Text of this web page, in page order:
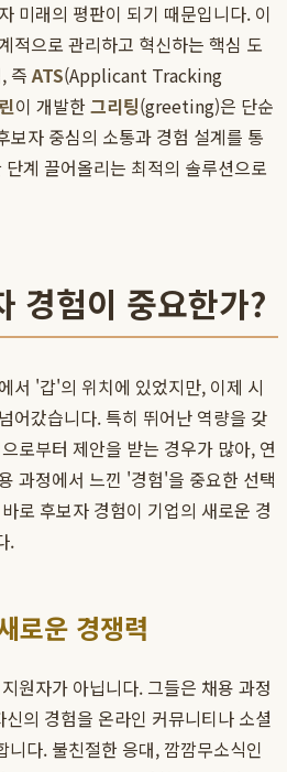
미래의 평판이 되기 때문입니다. 이
적으로 관리하고 혁신하는 핵심 도
, 즉ATS(Applicant Tracking
이 개발한그리팅(greeting)은 단순
보자 중심의 소통과 경험 설계를 통
계 끌어올리는 최적의 솔루션으로
경험이 중요한가?
서 '갑'의 위치에 있었지만, 이제 시
어갔습니다. 특히 뛰어난 역량을 갖
로부터 제안을 받는 경우가 많아, 연
과정에서 느낀 '경험'을 중요한 선택
로 후보자 경험이 기업의 새로운 경
.
로운 경쟁력
원자가 아닙니다. 그들은 채용 과정
의 경험을 온라인 커뮤니티나 소셜
다. 불친절한 응대, 깜깜무소식인